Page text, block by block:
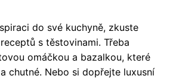
do své kuchyně, zkuste
s těstovinami. Třeba
omáčkou a bazalkou, které
chutné. Nebo si dopřejte luxusní